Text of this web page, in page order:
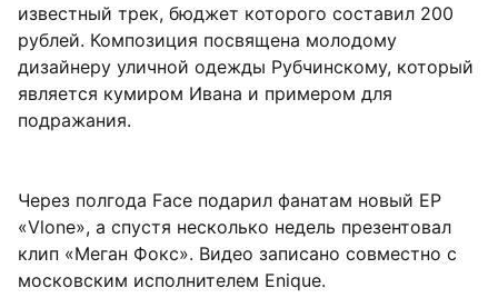
известный трек, бюджет которого составил 200
рублей. Композиция посвящена молодому
дизайнеру уличной одежды Рубчинскому, который
является кумиром Ивана и примером для
подражания.
Через полгода Face подарил фанатам новый EP
«Vlone», а спустя несколько недель презентовал
клип «Меган Фокс». Видео записано совместно с
московским исполнителем Enique.